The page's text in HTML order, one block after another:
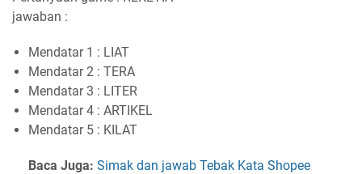
jawaban :
Mendatar 1 : LIAT
Mendatar 2 : TERA
Mendatar 3 : LITER
Mendatar 4 : ARTIKEL
Mendatar 5 : KILAT
Baca Juga: Simak dan jawab Tebak Kata Shopee